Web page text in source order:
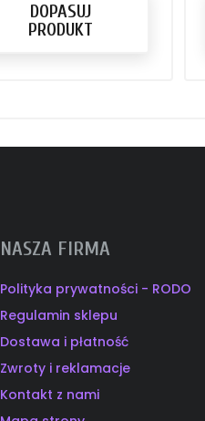
DOPASUJ
PRODUKT
NASZA FIRMA
Polityka prywatności - RODO
Regulamin sklepu
Dostawa i płatność
Zwroty i reklamacje
Kontakt z nami